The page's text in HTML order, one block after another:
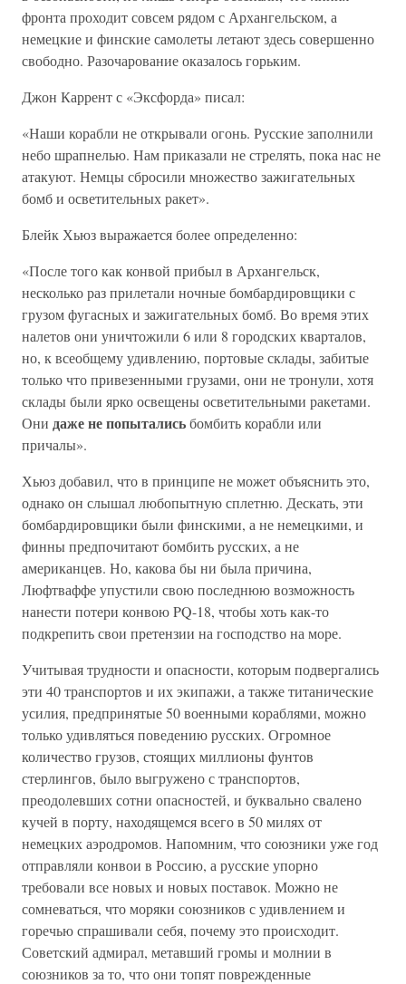
фронта проходит совсем рядом с Архангельском, а
немецкие и финские самолеты летают здесь совершенно
свободно. Разочарование оказалось горьким.
Джон Каррент с «Эксфорда» писал:
«Наши корабли не открывали огонь. Русские заполнили
небо шрапнелью. Нам приказали не стрелять, пока нас не
атакуют. Немцы сбросили множество зажигательных
бомб и осветительных ракет».
Блейк Хьюз выражается более определенно:
«После того как конвой прибыл в Архангельск,
несколько раз прилетали ночные бомбардировщики с
грузом фугасных и зажигательных бомб. Во время этих
налетов они уничтожили 6 или 8 городских кварталов,
но, к всеобщему удивлению, портовые склады, забитые
только что привезенными грузами, они не тронули, хотя
склады были ярко освещены осветительными ракетами.
Они даже не попыталисьбомбить корабли или
причалы».
Хьюз добавил, что в принципе не может объяснить это,
однако он слышал любопытную сплетню. Дескать, эти
бомбардировщики были финскими, а не немецкими, и
финны предпочитают бомбить русских, а не
американцев. Но, какова бы ни была причина,
Люфтваффе упустили свою последнюю возможность
нанести потери конвою PQ-18, чтобы хоть как-то
подкрепить свои претензии на господство на море.
Учитывая трудности и опасности, которым подвергались
эти 40 транспортов и их экипажи, а также титанические
усилия, предпринятые 50 военными кораблями, можно
только удивляться поведению русских. Огромное
количество грузов, стоящих миллионы фунтов
стерлингов, было выгружено с транспортов,
преодолевших сотни опасностей, и буквально свалено
кучей в порту, находящемся всего в 50 милях от
немецких аэродромов. Напомним, что союзники уже год
отправляли конвои в Россию, а русские упорно
требовали все новых и новых поставок. Можно не
сомневаться, что моряки союзников с удивлением и
горечью спрашивали себя, почему это происходит.
Советский адмирал, метавший громы и молнии в
союзников за то, что они топят поврежденные